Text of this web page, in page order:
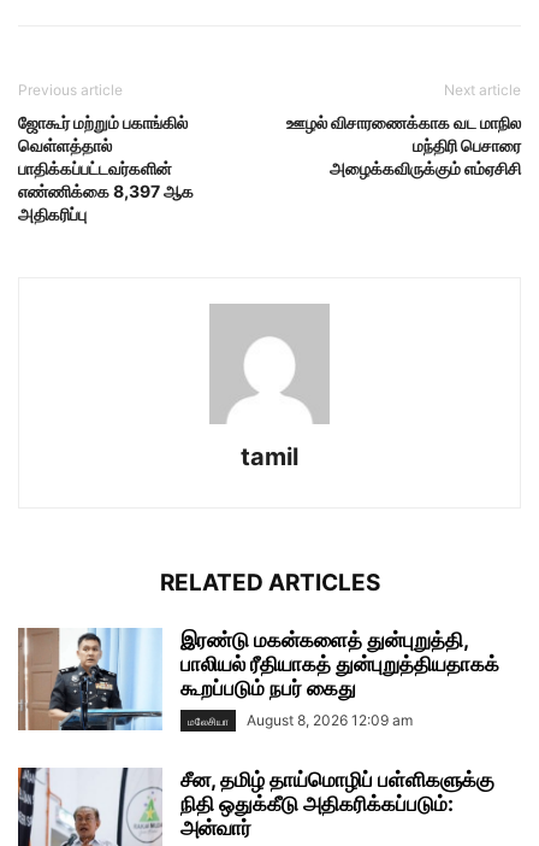
Previous article
ஜோகூர் மற்றும் பகாங்கில்
வெள்ளத்தால்
பாதிக்கப்பட்டவர்களின்
எண்ணிக்கை 8,397 ஆக
அதிகரிப்பு
Next article
ஊழல் விசாரணைக்காக வட மாநில
மந்திரி பெசாரை
அழைக்கவிருக்கும் எம்ஏசிசி
tamil
RELATED ARTICLES
இரண்டு மகன்களைத் துன்புறுத்தி,
பாலியல் ரீதியாகத் துன்புறுத்தியதாகக்
கூறப்படும் நபர் கைது
மலேசியா August 8, 2026 12:09 am
சீன, தமிழ் தாய்மொழிப் பள்ளிகளுக்கு
நிதி ஒதுக்கீடு அதிகரிக்கப்படும்:
அன்வார்